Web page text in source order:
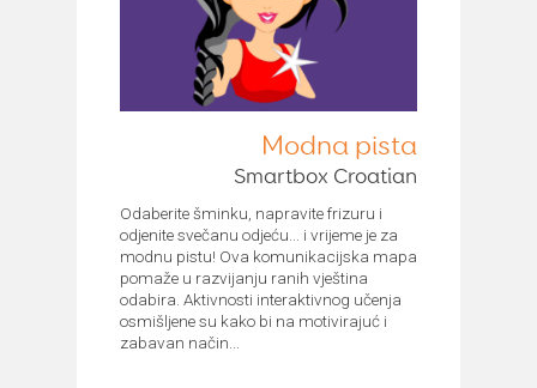
Modna pista
Smartbox Croatian
Odaberite šminku, napravite frizuru i
odjenite svečanu odjeću... i vrijeme je za
modnu pistu! Ova komunikacijska mapa
pomaže u razvijanju ranih vještina
odabira. Aktivnosti interaktivnog učenja
osmišljene su kako bi na motivirajuć i
zabavan način...